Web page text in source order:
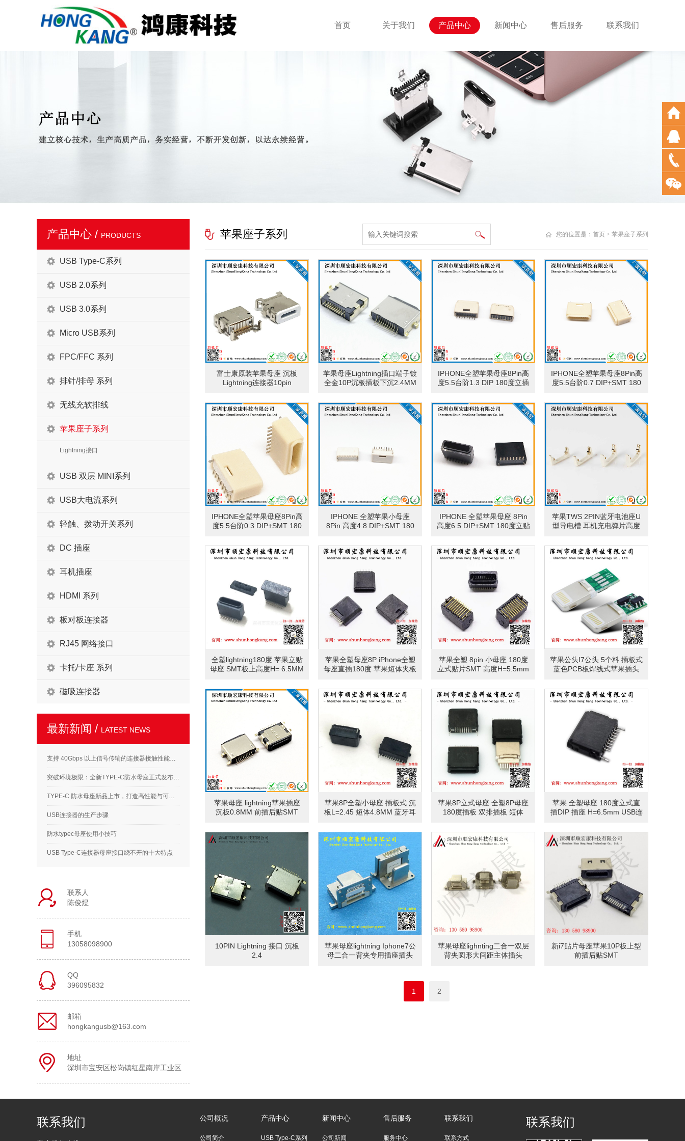
首页 关于我们 产品中心 新闻中心 售后服务 联系我们
产品中心 / PRODUCTS
USB Type-C系列
USB 2.0系列
USB 3.0系列
Micro USB系列
FPC/FFC 系列
排针/排母 系列
无线充软排线
苹果座子系列
Lightning接口
USB 双层 MINI系列
USB大电流系列
轻触、拨动开关系列
DC 插座
耳机插座
HDMI 系列
板对板连接器
RJ45 网络接口
卡托/卡座 系列
磁吸连接器
最新新闻 / LATEST NEWS
支持 40Gbps 以上信号传输的连接器接触性能要求解析
突破环境极限：全新TYPE-C防水母座正式发布，满足高标准应用需求
TYPE-C 防水母座新品上市，打造高性能与可靠性的完美结合
USB连接器的生产步骤
防水typec母座使用小技巧
USB Type-C连接器母座接口绕不开的十大特点
联系人
陈俊煜
手机
13058098900
QQ
396095832
邮箱
hongkangusb@163.com
地址
深圳市宝安区松岗镇红星南岸工业区
您的位置是： 首页 > 苹果座子系列
苹果座子系列
富士康原装苹果母座 沉板
Lightning连接器10pin
苹果母座Lightning插口端子镀
全金10P沉板插板下沉2.4MM
IPHONE全塑苹果母座8Pin高
度5.5台阶1.3 DIP 180度立插
IPHONE全塑苹果母座8Pin高
度5.5台阶0.7 DIP+SMT 180
IPHONE全塑苹果母座8Pin高
度5.5台阶0.3 DIP+SMT 180
IPHONE 全塑苹果小母座
8Pin 高度4.8 DIP+SMT 180
IPHONE 全塑苹果母座 8Pin
高度6.5 DIP+SMT 180度立贴
苹果TWS 2PIN蓝牙电池座U
型导电槽 耳机充电弹片高度
全塑lightning180度 苹果立贴
母座 SMT板上高度H= 6.5MM
苹果全塑母座8P iPhone全塑
母座直插180度 苹果短体夹板
苹果全塑 8pin 小母座 180度
立式贴片SMT 高度H=5.5mm
苹果公头I7公头 5个料 插板式
蓝色PCB板焊线式苹果插头
苹果母座 lightning苹果插座
沉板0.8MM 前插后贴SMT
苹果8P全塑小母座 插板式 沉
板L=2.45 短体4.8MM 蓝牙耳
苹果8P立式母座 全塑8P母座
180度插板 双排插板 短体
苹果 全塑母座 180度立式直
插DIP 插座 H=6.5mm USB连
10PIN Lightning 接口 沉板
2.4
苹果母座lightning Iphone7公
母二合一背夹专用插座插头
苹果母座lighnting二合一双层
背夹圆形大间距主体插头
新i7贴片母座苹果10P板上型
前插后贴SMT
1 2
联系我们 公司概况
公司简介
产品中心
USB Type-C系列
新闻中心
公司新闻
售后服务
服务中心
联系我们
联系方式
联系我们